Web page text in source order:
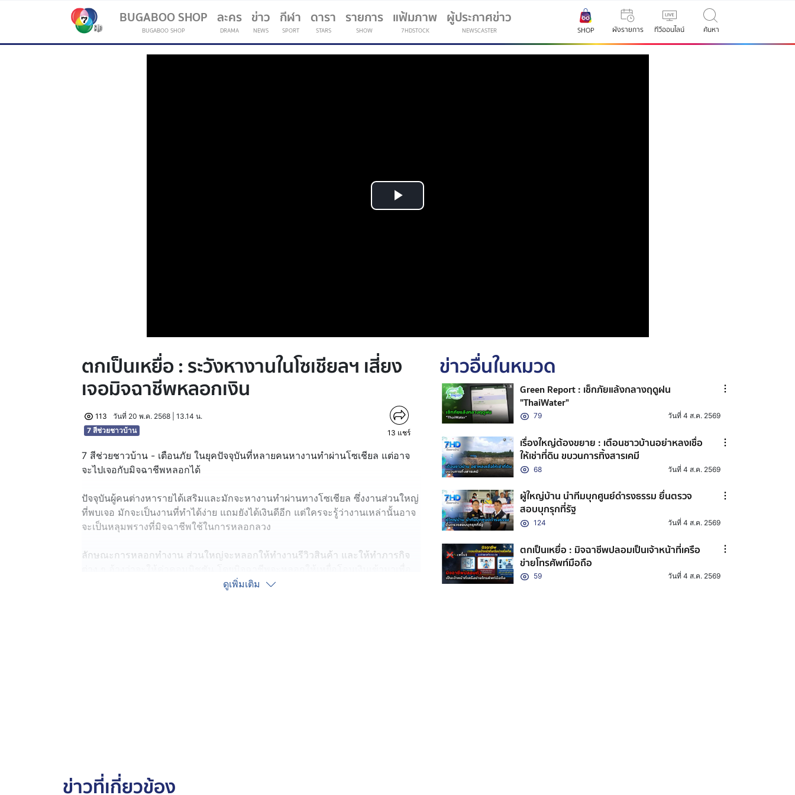
BUGABOO SHOP
BUGABOO SHOP
ละคร
DRAMA
ข่าว
NEWS
กีฬา
SPORT
(current)
ดารา
STARS
รายการ
SHOW
แฟ้มภาพ
7HDSTOCK
ผู้ประกาศข่าว
NEWSCASTER SHOP ผังรายการ ทีวีออนไลน์ ค้นหา
Play
ตกเป็นเหยื่อ : ระวังหางานในโซเชียลฯ เสี่ยง
เจอมิจฉาชีพหลอกเงิน
113
วันที่ 20 พ.ค. 2568 | 13.14 น.
7 สีช่วยชาวบ้าน
13 แชร์
7 สีช่วยชาวบ้าน - เตือนภัย ในยุคปัจจุบันที่หลายคนหางานทำผ่านโซเชียล แต่อาจ
จะไปเจอกับมิจฉาชีพหลอกได้
ปัจจุบันผู้คนต่างหารายได้เสริมและมักจะหางานทำผ่านทางโซเชียล ซึ่งงานส่วนใหญ่
ที่พบเจอ มักจะเป็นงานที่ทำได้ง่าย แถมยังได้เงินดีอีก แต่ใครจะรู้ว่างานเหล่านั้นอาจ
จะเป็นหลุมพรางที่มิจฉาชีพใช้ในการหลอกลวง
ลักษณะการหลอกทำงาน ส่วนใหญ่จะหลอกให้ทำงานรีวิวสินค้า และให้ทำภารกิจ
ทำภารกิจก่อน ซึ่งในครั้งแรกเหยื่ออาจจะได้รับผลตอบแทนจริง แต่หลังจากนั้นเมื่อ
ดูเพิ่มเติม
ข่าวอื่นในหมวด
Green Report : เช็กภัยแล้งกลางฤดูฝน
"ThaiWater"
79 วันที่ 4 ส.ค. 2569
เรื่องใหญ่ต้องขยาย : เตือนชาวบ้านอย่าหลงเชื่อ
ให้เช่าที่ดิน ขบวนการทิ้งสารเคมี
68 วันที่ 4 ส.ค. 2569
ผู้ใหญ่บ้าน นำทีมบุกศูนย์ดำรงธรรม ยื่นตรวจ
สอบบุกรุกที่รัฐ
124 วันที่ 4 ส.ค. 2569
ตกเป็นเหยื่อ : มิจฉาชีพปลอมเป็นเจ้าหน้าที่เครือ
ข่ายโทรศัพท์มือถือ
59 วันที่ 4 ส.ค. 2569
ข่าวที่เกี่ยวข้อง